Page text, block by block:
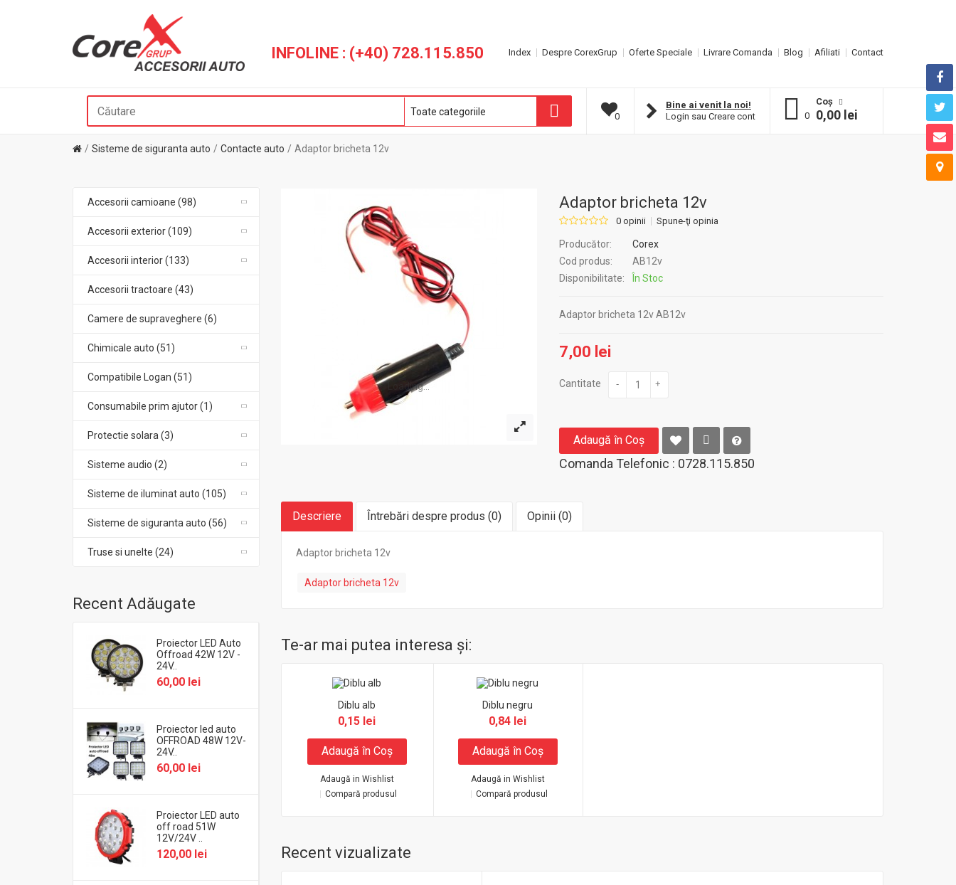
INFOLINE : (+40) 728.115.850 Index Despre CorexGrup Oferte Speciale Livrare Comanda Blog Afiliati Contact
0
Bine ai venit la noi!
Login sau Creare cont
Coş
0
0,00 lei
Sisteme de siguranta auto Contacte auto Adaptor bricheta 12v
Accesorii camioane (98)
Accesorii exterior (109)
Accesorii interior (133)
Accesorii tractoare (43)
Camere de supraveghere (6)
Chimicale auto (51)
Compatibile Logan (51)
Consumabile prim ajutor (1)
Protectie solara (3)
Sisteme audio (2)
Sisteme de iluminat auto (105)
Sisteme de siguranta auto (56)
Truse si unelte (24)
Recent Adăugate
Proiector LED Auto
Offroad 42W 12V -
24V..
60,00 lei
Proiector led auto
OFFROAD 48W 12V-
24V..
60,00 lei
Proiector LED auto
off road 51W
12V/24V ..
120,00 lei
Loading...
Adaptor bricheta 12v
0 opinii Spune-ţi opinia
Producător:
Corex
Cod produs:
AB12v
Disponibilitate:
În Stoc
Adaptor bricheta 12v AB12v
7,00 lei
Cantitate - +
Adaugă în Coş
Comanda Telefonic : 0728.115.850
Descriere Întrebări despre produs (0) Opinii (0)
Adaptor bricheta 12v
Adaptor bricheta 12v
Te-ar mai putea interesa şi:
Diblu alb
0,15 lei
Adaugă în Coş
Adaugă in Wishlist
Compară produsul
Diblu negru
0,84 lei
Adaugă în Coş
Adaugă in Wishlist
Compară produsul
Recent vizualizate